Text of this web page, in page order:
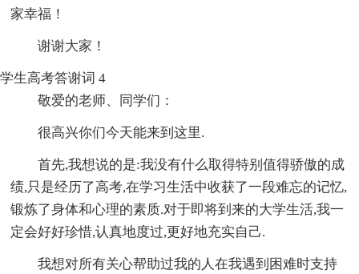
家幸福！
谢谢大家！
学生高考答谢词 4
敬爱的老师、同学们：
很高兴你们今天能来到这里.
首先,我想说的是:我没有什么取得特别值得骄傲的成
绩,只是经历了高考,在学习生活中收获了一段难忘的记忆,
锻炼了身体和心理的素质.对于即将到来的大学生活,我一
定会好好珍惜,认真地度过,更好地充实自己.
我想对所有关心帮助过我的人在我遇到困难时支持